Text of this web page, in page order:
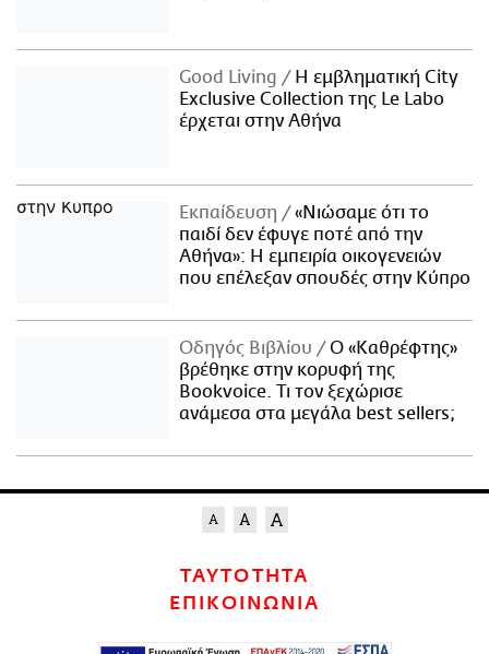
Good Living
Η εμβληματική City
Exclusive Collection της Le Labo
έρχεται στην Αθήνα
Εκπαίδευση
«Νιώσαμε ότι το
παιδί δεν έφυγε ποτέ από την
Αθήνα»: Η εμπειρία οικογενειών
που επέλεξαν σπουδές στην Κύπρο
Οδηγός Βιβλίου
Ο «Καθρέφτης»
βρέθηκε στην κορυφή της
Bookvoice. Τι τον ξεχώρισε
ανάμεσα στα μεγάλα best sellers;
ΤΑΥΤΟΤΗΤΑ
ΕΠΙΚΟΙΝΩΝΙΑ